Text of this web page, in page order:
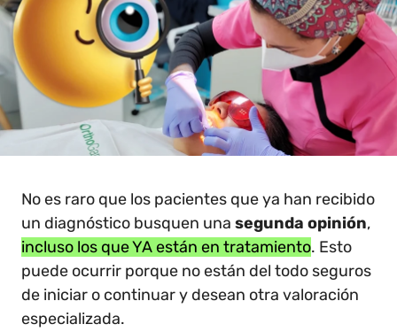
No es raro que los pacientes que ya han recibido
un diagnóstico busquen una segunda opinión,
incluso los que YA están en tratamiento. Esto
puede ocurrir porque no están del todo seguros
de iniciar o continuar y desean otra valoración
especializada.